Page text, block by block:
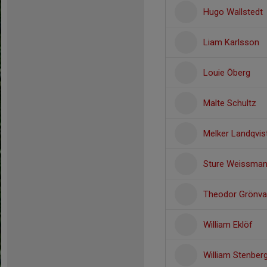
Hugo Wallstedt
Liam Karlsson
Louie Öberg
Malte Schultz
Melker
Sture
Theodor
William Eklöf
William Stenberg